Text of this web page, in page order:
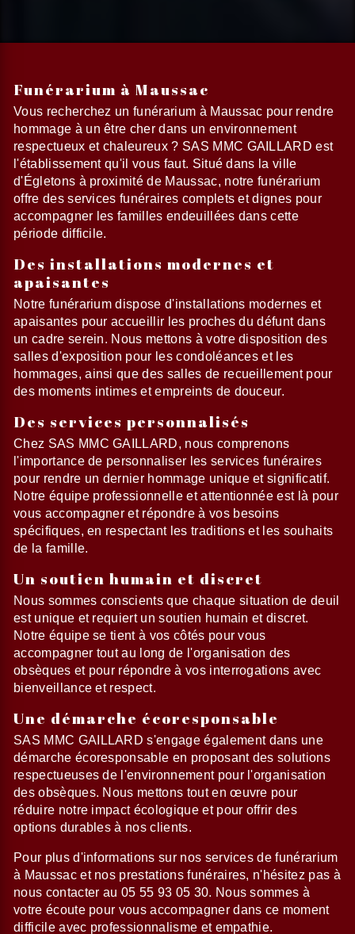
Funérarium à Maussac
Vous recherchez un funérarium à Maussac pour rendre
hommage à un être cher dans un environnement
respectueux et chaleureux ? SAS MMC GAILLARD est
l'établissement qu'il vous faut. Situé dans la ville
d'Égletons à proximité de Maussac, notre funérarium
offre des services funéraires complets et dignes pour
accompagner les familles endeuillées dans cette
période difficile.
Des installations modernes et
apaisantes
Notre funérarium dispose d'installations modernes et
apaisantes pour accueillir les proches du défunt dans
un cadre serein. Nous mettons à votre disposition des
salles d'exposition pour les condoléances et les
hommages, ainsi que des salles de recueillement pour
des moments intimes et empreints de douceur.
Des services personnalisés
Chez SAS MMC GAILLARD, nous comprenons
l'importance de personnaliser les services funéraires
pour rendre un dernier hommage unique et significatif.
Notre équipe professionnelle et attentionnée est là pour
vous accompagner et répondre à vos besoins
spécifiques, en respectant les traditions et les souhaits
de la famille.
Un soutien humain et discret
Nous sommes conscients que chaque situation de deuil
est unique et requiert un soutien humain et discret.
Notre équipe se tient à vos côtés pour vous
accompagner tout au long de l'organisation des
obsèques et pour répondre à vos interrogations avec
bienveillance et respect.
Une démarche écoresponsable
SAS MMC GAILLARD s'engage également dans une
démarche écoresponsable en proposant des solutions
respectueuses de l'environnement pour l'organisation
des obsèques. Nous mettons tout en œuvre pour
réduire notre impact écologique et pour offrir des
options durables à nos clients.
Pour plus d'informations sur nos services de funérarium
à Maussac et nos prestations funéraires, n'hésitez pas à
nous contacter au 05 55 93 05 30. Nous sommes à
votre écoute pour vous accompagner dans ce moment
difficile avec professionnalisme et empathie.